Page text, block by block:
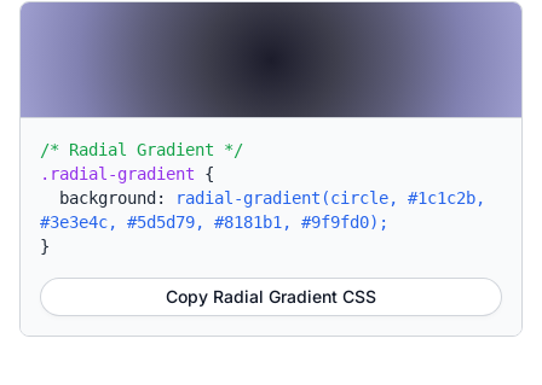
/* Radial Gradient */
.radial-gradient {
background:
radial-gradient(circle, #1c1c2b,
#3e3e4c, #5d5d79, #8181b1, #9f9fd0);
}
Copy Radial Gradient CSS